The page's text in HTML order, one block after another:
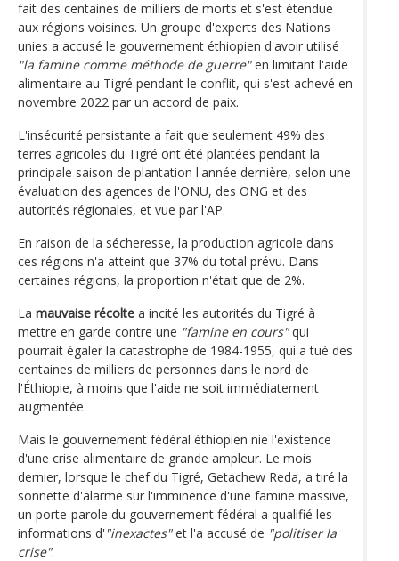
fait des centaines de milliers de morts et s'est étendue
aux régions voisines. Un groupe d'experts des Nations
unies a accusé le gouvernement éthiopien d'avoir utilisé
"la famine comme méthode de guerre"en limitant l'aide
alimentaire au Tigré pendant le conflit, qui s'est achevé en
novembre 2022 par un accord de paix.
L'insécurité persistante a fait que seulement 49% des
terres agricoles du Tigré ont été plantées pendant la
principale saison de plantation l'année dernière, selon une
évaluation des agences de l'ONU, des ONG et des
autorités régionales, et vue par l'AP.
En raison de la sécheresse, la production agricole dans
ces régions n'a atteint que 37% du total prévu. Dans
certaines régions, la proportion n'était que de 2%.
La mauvaise récolte a incité les autorités du Tigré à
mettre en garde contre une "famine en cours"qui
pourrait égaler la catastrophe de 1984-1955, qui a tué des
centaines de milliers de personnes dans le nord de
l'Éthiopie, à moins que l'aide ne soit immédiatement
augmentée.
Mais le gouvernement fédéral éthiopien nie l'existence
d'une crise alimentaire de grande ampleur. Le mois
dernier, lorsque le chef du Tigré, Getachew Reda, a tiré la
sonnette d'alarme sur l'imminence d'une famine massive,
un porte-parole du gouvernement fédéral a qualifié les
informations d' "inexactes"et l'a accusé de "politiser la
crise".